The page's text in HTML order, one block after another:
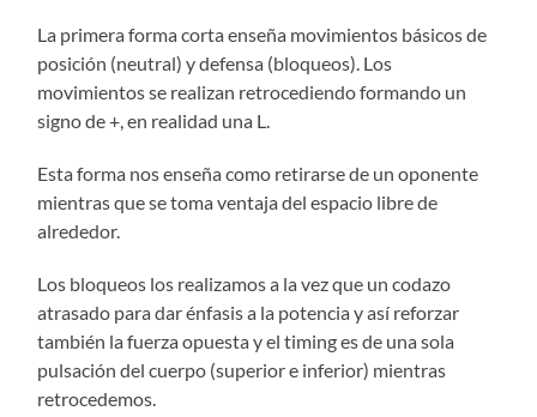
La primera forma corta enseña movimientos básicos de
posición (neutral) y defensa (bloqueos). Los
movimientos se realizan retrocediendo formando un
signo de +, en realidad una L.
Esta forma nos enseña como retirarse de un oponente
mientras que se toma ventaja del espacio libre de
alrededor.
Los bloqueos los realizamos a la vez que un codazo
atrasado para dar énfasis a la potencia y así reforzar
también la fuerza opuesta y el timing es de una sola
pulsación del cuerpo (superior e inferior) mientras
retrocedemos.